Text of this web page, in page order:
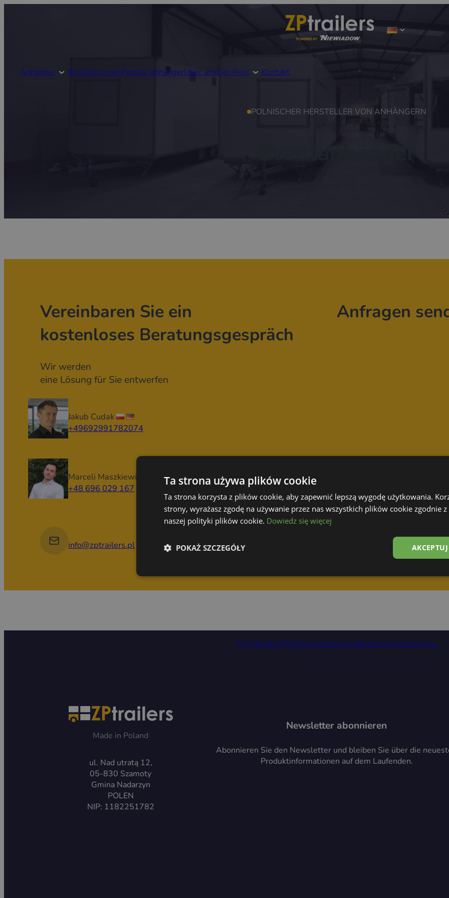
Anhänger RealisierungenFertige anhängerÜber unsDer Rest Kontakt
POLNISCHER HERSTELLER VON ANHÄNGERN
Vereinbaren Sie ein
kostenloses Beratungsgespräch
Wir werden
eine Lösung für Sie entwerfen
Jakub Cudak
+49692991782074
Marceli Maszkiewicz
+48 696 029 167
info@zptrailers.pl
Anfragen
Für HändlerFAQServicebetreuungDatenschutzrichtlinie
Made in Poland
ul. Nad utratą 12,
05-830 Szamoty
Gmina Nadarzyn
POLEN
NIP: 1182251782
Newsletter abonnieren
Abonnieren Sie den Newsletter und bleiben Sie über die
Produktinformationen auf dem Laufenden.
Ta strona używa plików cookie
Ta strona korzysta z plików cookie, aby zapewnić lepszą wygodę użytkowania.
strony, wyrażasz zgodę na używanie przez nas wszystkich plików cookie zgodnie
naszej polityki plików cookie. Dowiedz się więcej
POKAŻ SZCZEGÓŁY